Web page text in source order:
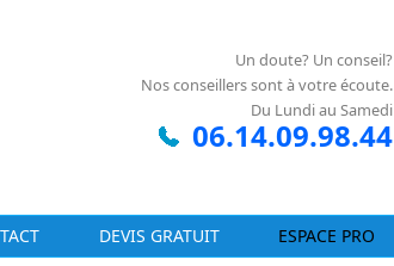
Un doute? Un conseil?
Nos conseillers sont à votre écoute.
Du Lundi au Samedi
06.14.09.98.44
DEVIS GRATUIT ESPACE PRO